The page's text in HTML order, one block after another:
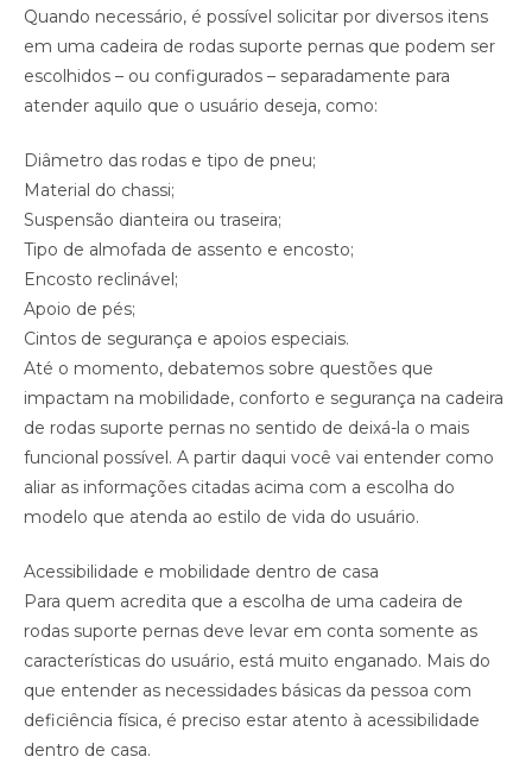
Quando necessário, é possível solicitar por diversos itens
em uma cadeira de rodas suporte pernas que podem ser
escolhidos – ou configurados – separadamente para
atender aquilo que o usuário deseja, como:
Diâmetro das rodas e tipo de pneu;
Material do chassi;
Suspensão dianteira ou traseira;
Tipo de almofada de assento e encosto;
Encosto reclinável;
Apoio de pés;
Cintos de segurança e apoios especiais.
Até o momento, debatemos sobre questões que
impactam na mobilidade, conforto e segurança na cadeira
de rodas suporte pernas no sentido de deixá-la o mais
funcional possível. A partir daqui você vai entender como
aliar as informações citadas acima com a escolha do
modelo que atenda ao estilo de vida do usuário.
Acessibilidade e mobilidade dentro de casa
Para quem acredita que a escolha de uma cadeira de
rodas suporte pernas deve levar em conta somente as
características do usuário, está muito enganado. Mais do
que entender as necessidades básicas da pessoa com
deficiência física, é preciso estar atento à acessibilidade
dentro de casa.